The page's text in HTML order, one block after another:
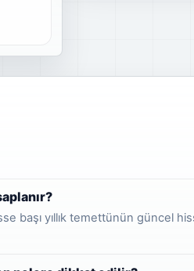
başı yıllık temettünün güncel